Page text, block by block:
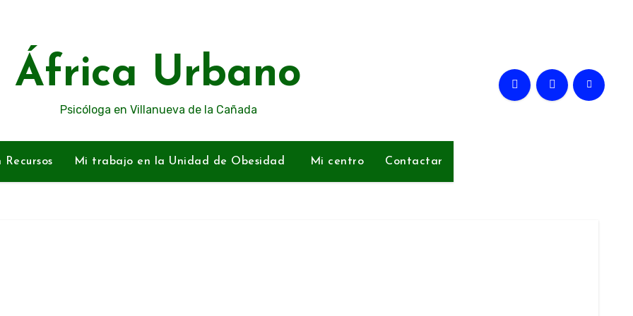
África Urbano
Psicóloga en Villanueva de la Cañada
Mi trabajo en la Unidad de Obesidad Mi centro Contactar